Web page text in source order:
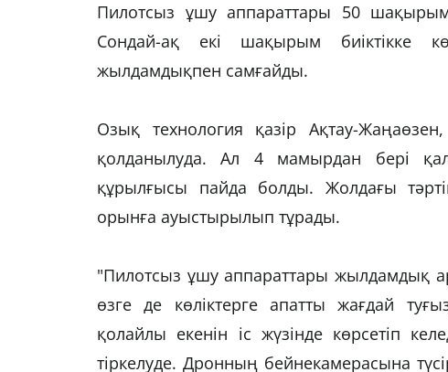
Пилотсыз ұшу аппараттары 50
Сондай-ақ екі шақырым биіктікке
жылдамдықпен самғайды.
Озық технология қазір Ақтау-
қолданылуда. Ал 4 мамырдан бері
құрылғысы пайда болды. Жолдағы
орынға ауыстырылып тұрады.
"Пилотсыз ұшу аппараттары жылдамдық
өзге де көліктерге апатты жағдай
қолайлы екенін іс жүзінде көрсетіп
тіркелуде. Дронның бейнекамерасына